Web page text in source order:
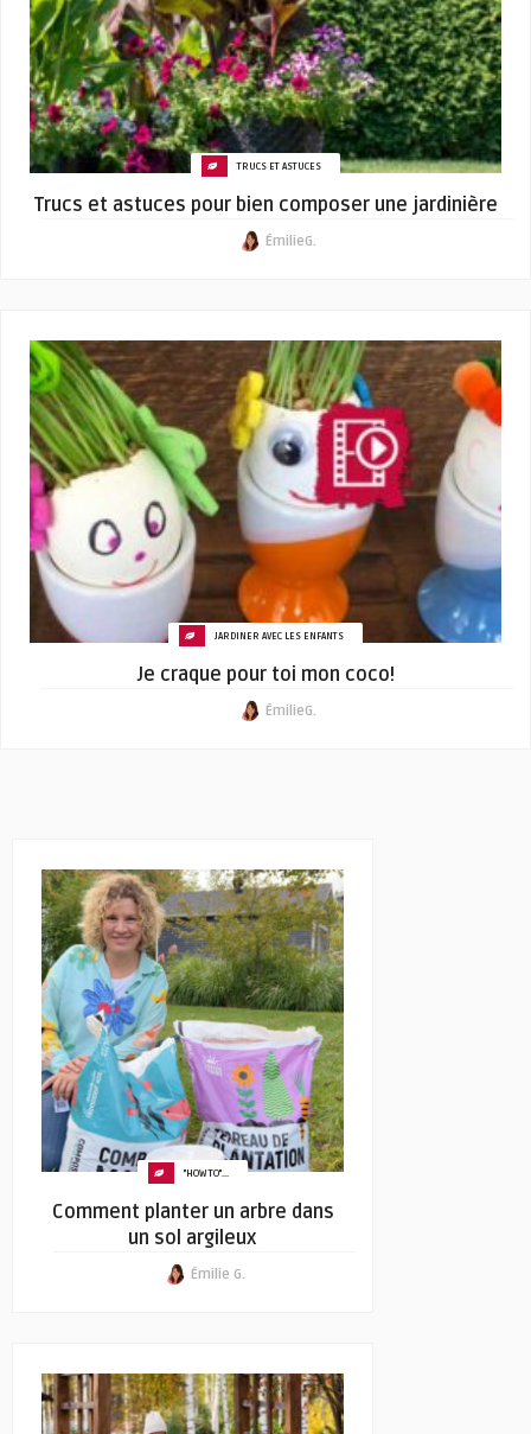
TRUCS ET ASTUCES
Trucs et astuces pour bien composer une jardinière
ÉmilieG.
JARDINER AVEC LES ENFANTS
Je craque pour toi mon coco!
ÉmilieG.
"HOW TO"...
Comment planter un arbre dans
un sol argileux
Émilie G.